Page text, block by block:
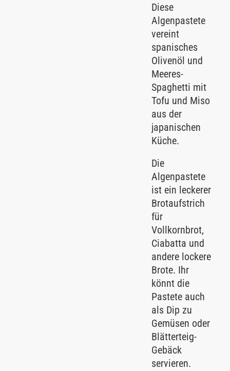
Diese
Algenpastete
vereint
spanisches
Olivenöl und
Meeres-
Spaghetti mit
Tofu und Miso
aus der
japanischen
Küche.
Die
Algenpastete
ist ein leckerer
Brotaufstrich
für
Vollkornbrot,
Ciabatta und
andere lockere
Brote. Ihr
könnt die
Pastete auch
als Dip zu
Gemüsen oder
Blätterteig-
Gebäck
servieren.